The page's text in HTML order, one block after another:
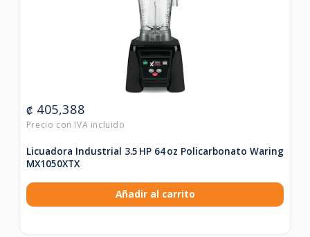
₡ 405,388
Licuadora Industrial 3.5 HP 64 oz Policarbonato Waring
MX1050XTX
Añadir al carrito